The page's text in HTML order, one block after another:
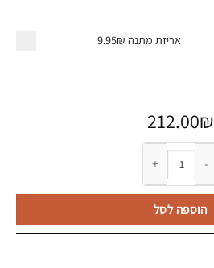
אריזת מתנה 9.95₪
212.00₪
כמות של שרשרת גורמט לגבר - 4 מ"מ
הוספה לסל